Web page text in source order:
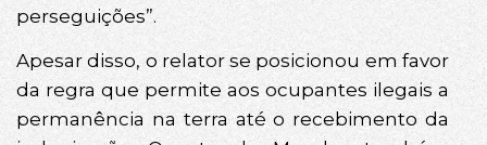
perseguições”.
Apesar disso, o relator se posicionou em favor
da regra que permite aos ocupantes ilegais a
permanência na terra até o recebimento da